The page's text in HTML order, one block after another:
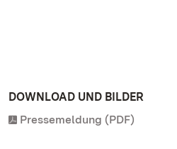
DOWNLOAD UND BILDER
Pressemeldung (PDF)